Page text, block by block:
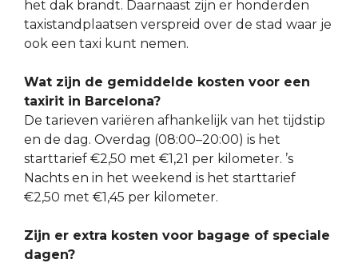
het dak brandt. Daarnaast zijn er honderden
taxistandplaatsen verspreid over de stad waar je
ook een taxi kunt nemen.
Wat zijn de gemiddelde kosten voor een
taxirit in Barcelona?
De tarieven variëren afhankelijk van het tijdstip
en de dag. Overdag (08:00–20:00) is het
starttarief €2,50 met €1,21 per kilometer. ’s
Nachts en in het weekend is het starttarief
€2,50 met €1,45 per kilometer.
Zijn er extra kosten voor bagage of speciale
dagen?